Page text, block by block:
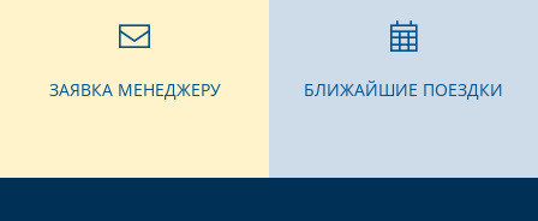
ЗАЯВКА МЕНЕДЖЕРУ БЛИЖАЙШИЕ ПОЕЗДКИ